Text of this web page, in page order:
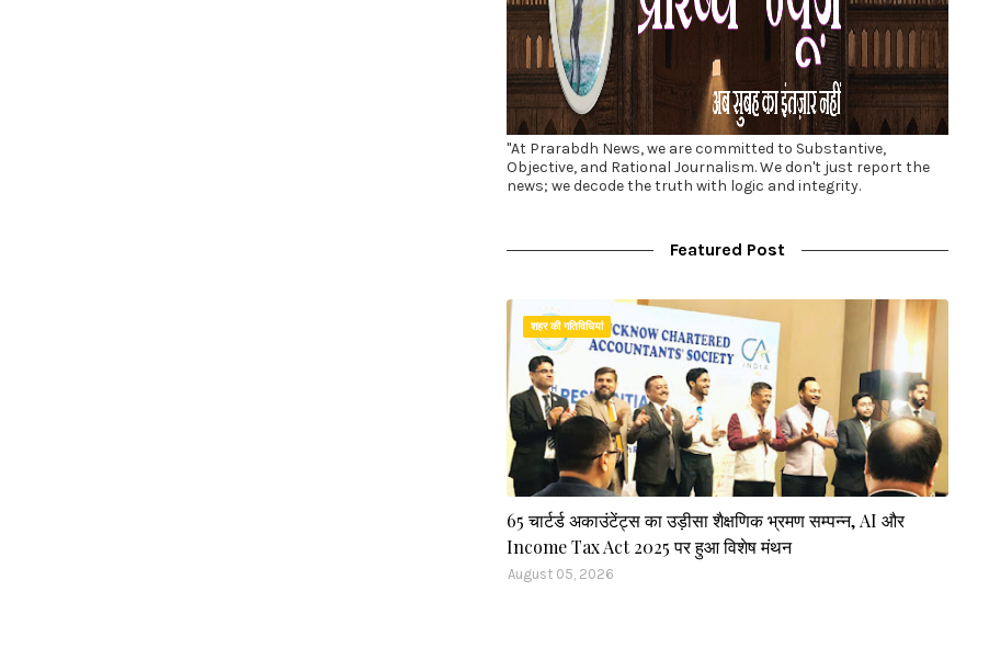
"At Prarabdh News, we are committed to Substantive,
Objective, and Rational Journalism. We don't just report the
news; we decode the truth with logic and integrity.
Featured Post
शहर की गतिविधियां
65 चार्टर्ड अकाउंटेंट्स का उड़ीसा शैक्षणिक भ्रमण सम्पन्न, AI और
Income Tax Act 2025 पर हुआ विशेष मंथन
August 05, 2026